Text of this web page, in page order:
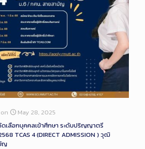
on
May 28, 2025
เลือกบุคคลเข้าศึกษา ระดับปริญญาตรี
TCAS 4 (DIRECT ADMISSION ) วุฒิ
ญ